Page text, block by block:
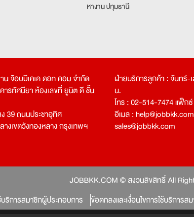
หางาน ปทุมธานี
น จ๊อบบีเคเค ดอท คอม จำกัด
ารทัศนียา ห้องเลขที่ ยูนิต ดี ชั้น
39 ถนนประชาอุทิศ
างเขตวังทองหลาง กรุงเทพฯ
ฝ่ายบริการลูกค้า : จันทร์-
น.
โทร : 02-514-7474 แฟ็ก
อีเมล : help@jobbkk.com
sales@jobbkk.com
JOBBKK.COM © สงวนลิขสิทธิ์ All
บริการสมาชิกผู้ประกอบการ
ข้อตกลงและเงื่อนไขการใช้บริการ